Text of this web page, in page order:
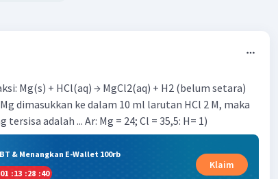
Mg(s) + HCl(aq) → MgCl2(aq) + H2 (belum setara)
dimasukkan ke dalam 10 ml larutan HCl 2 M, maka
adalah ... Ar: Mg = 24; Cl = 35,5: H= 1)
& Menangkan E-Wallet 100rb
01 :13 :28 :39
Klaim